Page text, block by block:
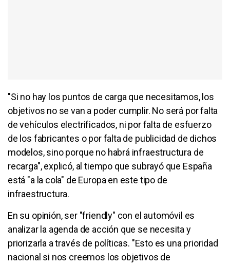
"Si no hay los puntos de carga que necesitamos, los
objetivos no se van a poder cumplir. No será por falta
de vehículos electrificados, ni por falta de esfuerzo
de los fabricantes o por falta de publicidad de dichos
modelos, sino porque no habrá infraestructura de
recarga", explicó, al tiempo que subrayó que España
está "a la cola" de Europa en este tipo de
infraestructura.
En su opinión, ser "friendly" con el automóvil es
analizar la agenda de acción que se necesita y
priorizarla a través de políticas. "Esto es una prioridad
nacional si nos creemos los objetivos de